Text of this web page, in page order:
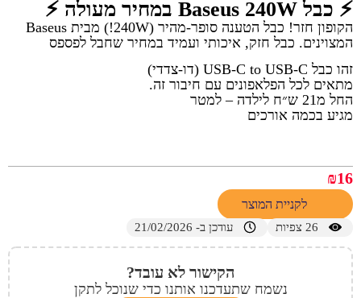
⚡️ כבל Baseus 240W במחיר מעולה ⚡️
הקופון חזר! כבל הטענה סופר-מהיר (240W!) מבית Baseus
המצוינים. כבל חזק, איכותי ועמיד במחיר שחבל לפספס
זהו כבל USB-C to USB-C (דו-צדדי)
מתאים לכל הפלאפונים עם חיבור זה.
החל מ21 ש״ח לילדה – למטר
מגיע בכמה אורכים
₪16
לקניית המוצר
26 צפיות עודכן ב- 21/02/2026
הקישור לא עובד?
נשמח שתעדכנו אותנו כדי שנוכל לתקן